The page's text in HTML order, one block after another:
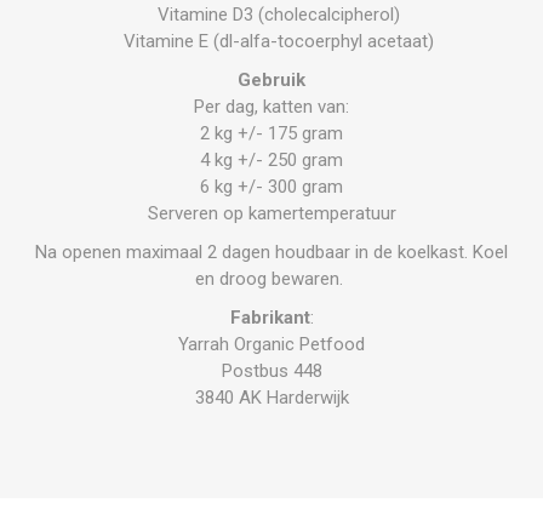
Vitamine D3 (cholecalcipherol)
Vitamine E (dl-alfa-tocoerphyl acetaat)
Gebruik
Per dag, katten van:
2 kg +/- 175 gram
4 kg +/- 250 gram
6 kg +/- 300 gram
Serveren op kamertemperatuur
Na openen maximaal 2 dagen houdbaar in de koelkast. Koel
en droog bewaren.
Fabrikant:
Yarrah Organic Petfood
Postbus 448
3840 AK Harderwijk